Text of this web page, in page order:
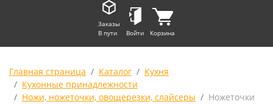
Заказы
В пути
Войти Корзина
Главная страница Каталог
Кухня
Кухонные принадлежности
Ножи, ножеточки, овощерезки, слайсеры
Ножеточки